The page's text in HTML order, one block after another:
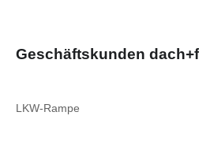
Geschäftskunden
LKW-Rampe